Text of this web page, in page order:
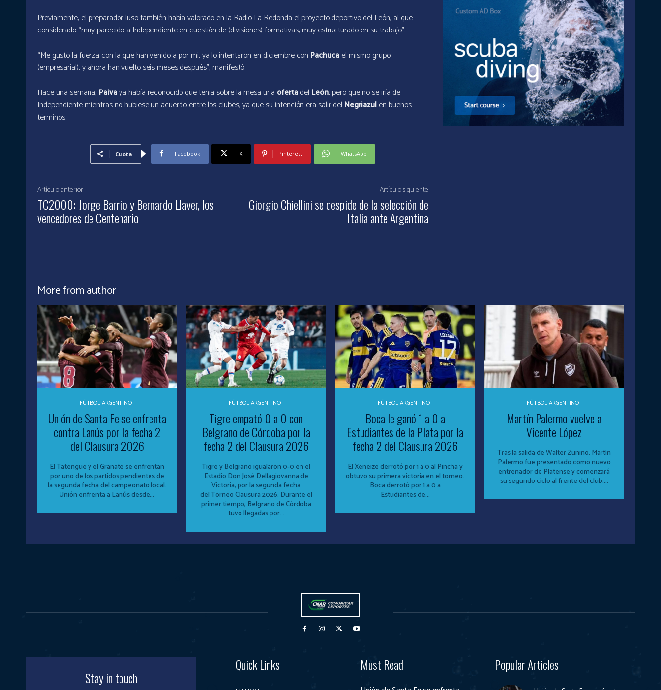
Previamente, el preparador luso también había valorado en la Radio La Redonda el proyecto deportivo del León, al que
considerado “muy parecido a Independiente en cuestión de (divisiones) formativas, muy estructurado en su trabajo”.
“Me gustó la fuerza con la que han venido a por mí, ya lo intentaron en diciembre con Pachucael mismo grupo
(empresarial), y ahora han vuelto seis meses después”, manifestó.
Hace una semana, Paivaya había reconocido que tenía sobre la mesa una ofertadel León, pero que no se iría de
Independiente mientras no hubiese un acuerdo entre los clubes, ya que su intención era salir del Negriazulen buenos
términos.
Cuota Facebook X Pinterest WhatsApp
Artículo anterior
TC2000: Jorge Barrio y Bernardo Llaver, los
vencedores de Centenario
Artículo siguiente
Giorgio Chiellini se despide de la selección de
Italia ante Argentina
More from author
FÚTBOL ARGENTINO
Unión de Santa Fe se enfrenta
contra Lanús por la fecha 2
del Clausura 2026
El Tatengue y el Granate se enfrentan
por uno de los partidos pendientes de
la segunda fecha del campeonato local.
Unión enfrenta a Lanús desde...
FÚTBOL ARGENTINO
Tigre empató 0 a 0 con
Belgrano de Córdoba por la
fecha 2 del Clausura 2026
Tigre y Belgrano igualaron 0-0 en el
Estadio Don José Dellagiovanna de
Victoria, por la segunda fecha
del Torneo Clausura 2026. Durante el
primer tiempo, Belgrano de Córdoba
tuvo llegadas por...
FÚTBOL ARGENTINO
Boca le ganó 1 a 0 a
Estudiantes de la Plata por la
fecha 2 del Clausura 2026
El Xeneize derrotó por 1 a 0 al Pincha y
obtuvo su primera victoria en el torneo.
Boca derrotó por 1 a 0 a
Estudiantes de...
FÚTBOL ARGENTINO
Martín Palermo vuelve a
Vicente López
Tras la salida de Walter Zunino, Martín
Palermo fue presentado como nuevo
entrenador de Platense y comenzará
su segundo ciclo al frente del club....
Stay in touch
Quick Links Must Read Popular Articles